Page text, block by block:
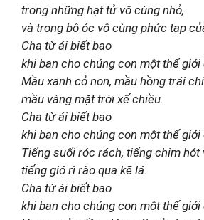
trong những hạt tử vô cùng nhỏ,
và trong bộ óc vô cùng phức tạp
Cha từ ái biết bao
khi ban cho chúng con một thế giới
Mầu xanh cỏ non, mầu hồng trái
mầu vàng mặt trời xế chiều.
Cha từ ái biết bao
khi ban cho chúng con một thế giới
Tiếng suối róc rách, tiếng chim hót
tiếng gió rì rào qua kẽ lá.
Cha từ ái biết bao
khi ban cho chúng con một thế giới